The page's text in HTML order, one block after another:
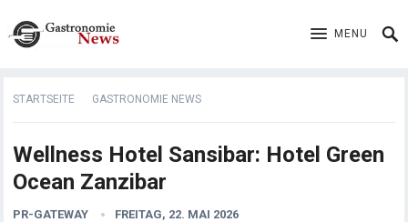
MENU
STARTSEITE GASTRONOMIE NEWS
Wellness Hotel Sansibar: Hotel Green
Ocean Zanzibar
PR-GATEWAY FREITAG, 22. MAI 2026